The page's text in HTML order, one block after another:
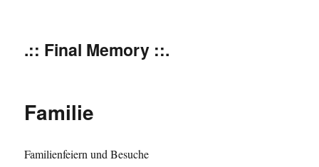
.:: Final Memory ::.
Familie
Familienfeiern und Besuche